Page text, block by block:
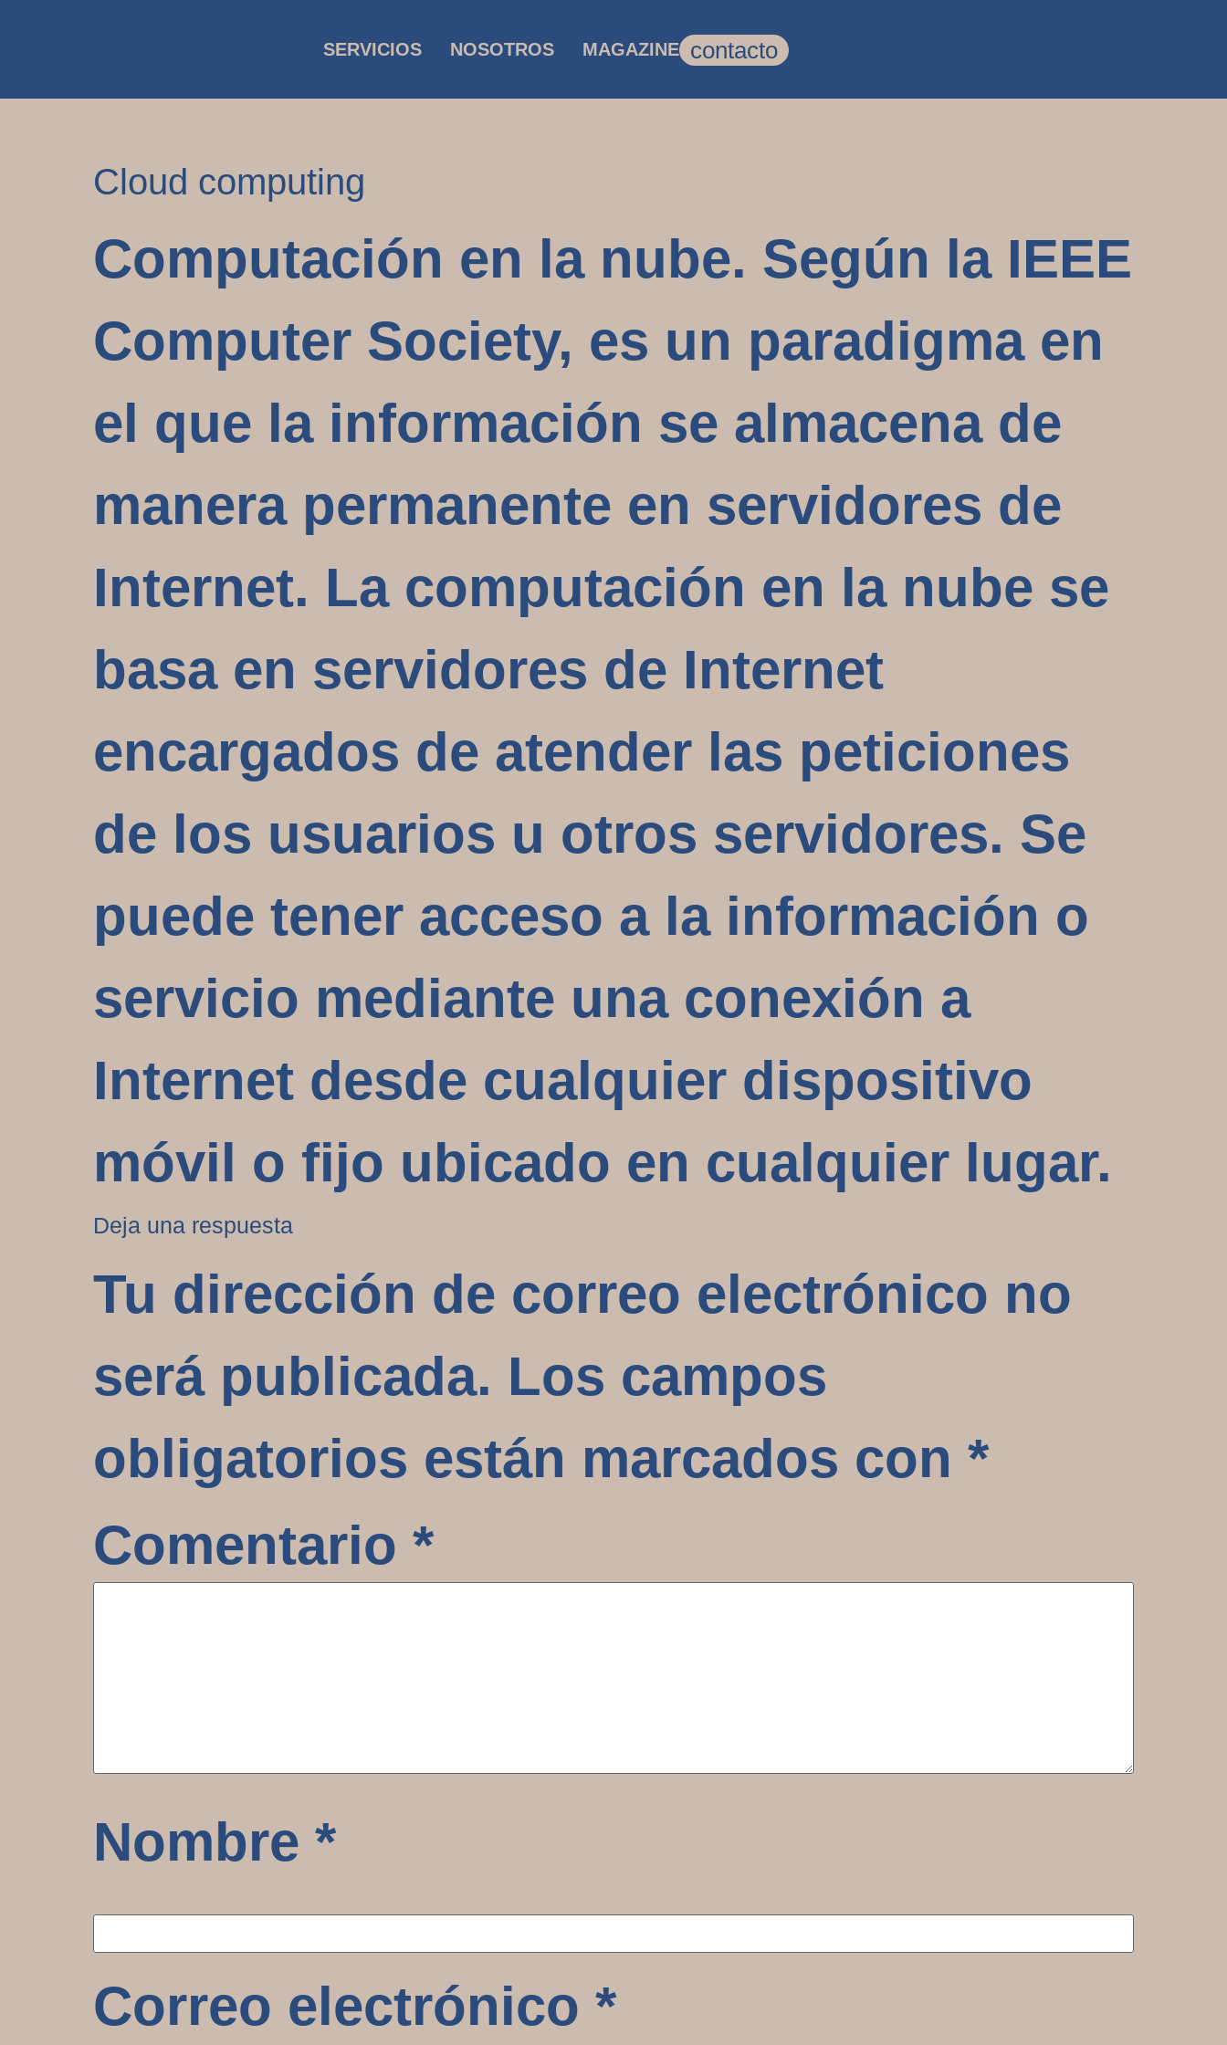
SERVICIOS NOSOTROS MAGAZINE contacto
Cloud computing
Computación en la nube. Según la IEEE
Computer Society, es un paradigma en
el que la información se almacena de
manera permanente en servidores de
Internet. La computación en la nube se
basa en servidores de Internet
encargados de atender las peticiones
de los usuarios u otros servidores. Se
puede tener acceso a la información o
servicio mediante una conexión a
Internet desde cualquier dispositivo
móvil o fijo ubicado en cualquier lugar.
Deja una respuesta
Tu dirección de correo electrónico no
será publicada. Los campos
obligatorios están marcados con *
Comentario *
Nombre *
Correo electrónico *